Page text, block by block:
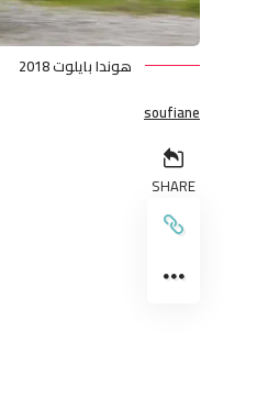
هوندا بايلوت 2018
soufiane
SHARE